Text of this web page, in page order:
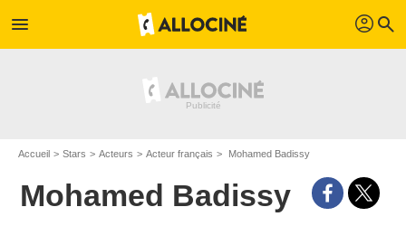
menu profil search
Accueil Stars Acteurs Acteur français Mohamed Badissy
Mohamed Badissy